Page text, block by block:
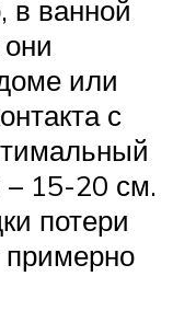
ванной
или
с
– 15-20 см.
потери
примерно